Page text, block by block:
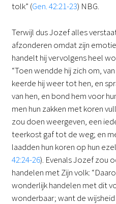
tolk” (Gen. 42:21-23) NBG.
Terwijl dus Jozef alles
afzonderen omdat zijn
handelt hij vervolgens heel
“Toen wendde hij zich om,
keerde hij weer tot hen, en
van hen, en bond hem voor
men hun zakken met koren
zou doen weergeven, een
teerkost gaf tot de weg; en
laadden hun koren op hun
42:24-26). Evenals Jozef zou
handelen met Zijn volk:
wonderlijk handelen met dit
wonderbaar; want de wijsheid